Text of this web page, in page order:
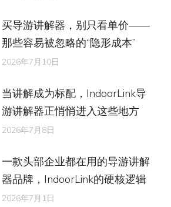
买导游讲解器，别只看单价——
那些容易被忽略的“隐形成本”
2026年7月10日
当讲解成为标配，IndoorLink导
游讲解器正悄悄进入这些地方
2026年7月8日
一款头部企业都在用的导游讲解
器品牌，IndoorLink的硬核逻辑
2026年7月1日